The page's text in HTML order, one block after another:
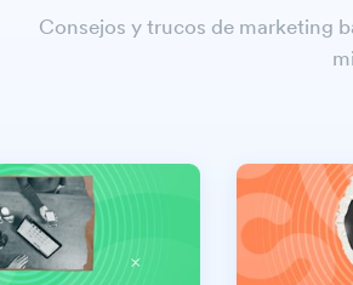
Consejos y trucos de marketing